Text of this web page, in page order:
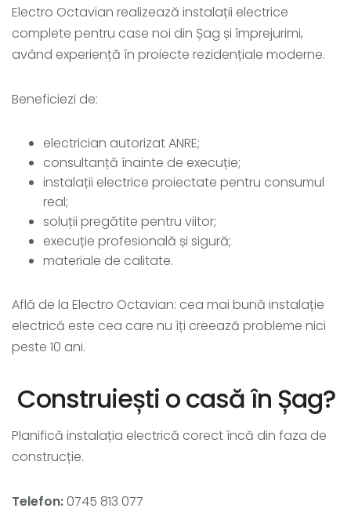
Electro Octavian realizează instalații electrice
complete pentru case noi din Șag și împrejurimi,
având experiență în proiecte rezidențiale moderne.
Beneficiezi de:
electrician autorizat ANRE;
consultanță înainte de execuție;
instalații electrice proiectate pentru consumul
real;
soluții pregătite pentru viitor;
execuție profesională și sigură;
materiale de calitate.
Află de la Electro Octavian: cea mai bună instalație
electrică este cea care nu îți creează probleme nici
peste 10 ani.
Construiești o casă în Șag?
Planifică instalația electrică corect încă din faza de
construcție.
Telefon: 0745 813 077